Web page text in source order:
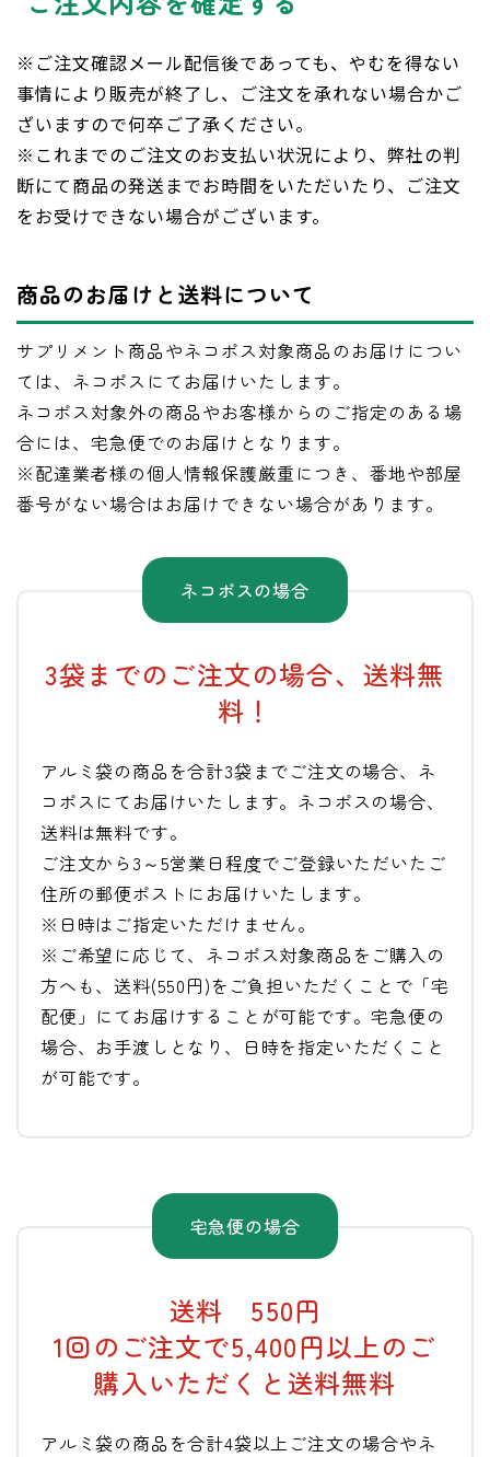
※ご注文確認メール配信後であっても、やむを得ない
事情により販売が終了し、ご注文を承れない場合かご
ざいますので何卒ご了承ください。
※これまでのご注文のお支払い状況により、弊社の判
断にて商品の発送までお時間をいただいたり、ご注文
をお受けできない場合がございます。
商品のお届けと送料について
サプリメント商品やネコポス対象商品のお届けについ
ては、ネコポスにてお届けいたします。
ネコポス対象外の商品やお客様からのご指定のある場
合には、宅急便でのお届けとなります。
※配達業者様の個人情報保護厳重につき、番地や部屋
番号がない場合はお届けできない場合があります。
ネコポスの場合
3袋までのご注文の場合、送料無
料！
アルミ袋の商品を合計3袋までご注文の場合、ネ
コポスにてお届けいたします。ネコポスの場合、
送料は無料です。
ご注文から3～5営業日程度でご登録いただいたご
住所の郵便ポストにお届けいたします。
※日時はご指定いただけません。
※ご希望に応じて、ネコポス対象商品をご購入の
方へも、送料(550円)をご負担いただくことで「宅
配便」にてお届けすることが可能です。宅急便の
場合、お手渡しとなり、日時を指定いただくこと
が可能です。
宅急便の場合
送料 550円
1回のご注文で5,400円以上のご
購入いただくと送料無料
アルミ袋の商品を合計4袋以上ご注文の場合やネ